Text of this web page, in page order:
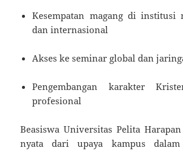
Kesempatan magang di institusi
dan internasional
Akses ke seminar global dan
Pengembangan karakter
profesional
Beasiswa Universitas Pelita
nyata dari upaya kampus dalam